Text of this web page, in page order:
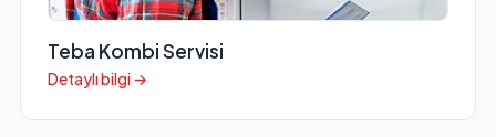
Teba Kombi Servisi
Detaylı bilgi →